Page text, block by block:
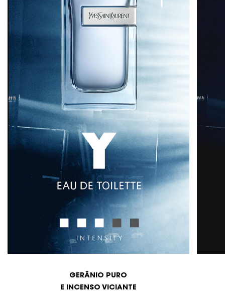
GERÂNIO PURO
E INCENSO VICIANTE